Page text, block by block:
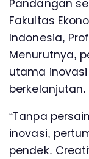
Pandangan
Fakultas
Indonesia,
Menurutnya,
utama
berkelanjutan.
“Tanpa
inovasi,
pendek.